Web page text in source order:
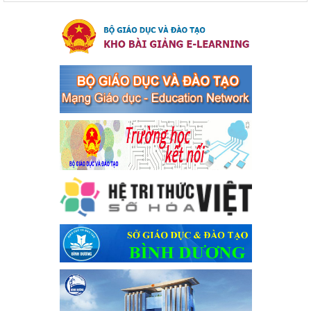
Ngày ban hành: 04/03/2024
Kế hoạch thực hiện Chỉ thị số 16/CT-TTg ngày 27/05/2023
của Thủ tướng Chính phủ về tăng cường phòng ngừa, đấu
tổ chức đánh bạc và đánh bạc
Kế hoạch thực hiện Chỉ thị số 16/CT-TTg ngày 27/05/2023 của
Thủ tướng Chính phủ về tăng cường phòng ngừa, đấu tranh tội
phạm, vi phạm pháp luật liên quan đến hoạt động tổ chức đánh
bạc và đánh bạc
Ngày ban hành: 04/03/2024
Kế hoạch Tổ chức Hội trại truyền thống học sinh thị xã Bến
Cát Lần thứ VIII, năm học 2023-2024
Kế hoạch Tổ chức Hội trại truyền thống học sinh thị xã Bến Cát
Lần thứ VIII, năm học 2023-2024
Ngày ban hành: 28/12/2023
Phối hợp rà soát nhu cầu tiêm vắc xin phòng Covid 19
Phối hợp rà soát nhu cầu tiêm vắc xin phòng Covid 19
Ngày ban hành: 22/11/2023